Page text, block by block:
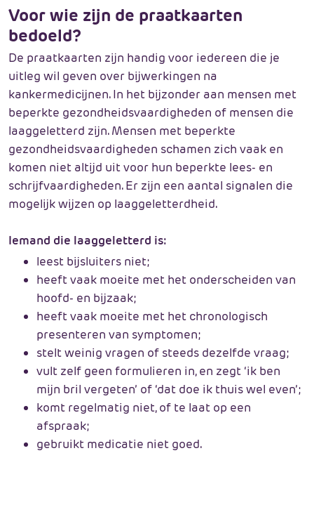
Voor wie zijn de praatkaarten
bedoeld?
De praatkaarten zijn handig voor iedereen die je
uitleg wil geven over bijwerkingen na
kankermedicijnen. In het bijzonder aan mensen met
beperkte gezondheidsvaardigheden of mensen die
laaggeletterd zijn. Mensen met beperkte
gezondheidsvaardigheden schamen zich vaak en
komen niet altijd uit voor hun beperkte lees- en
schrijfvaardigheden. Er zijn een aantal signalen die
mogelijk wijzen op laaggeletterdheid.
Iemand die laaggeletterd is:
leest bijsluiters niet;
heeft vaak moeite met het onderscheiden van
hoofd- en bijzaak;
heeft vaak moeite met het chronologisch
presenteren van symptomen;
stelt weinig vragen of steeds dezelfde vraag;
vult zelf geen formulieren in, en zegt ‘ik ben
mijn bril vergeten’ of ‘dat doe ik thuis wel even’;
komt regelmatig niet, of te laat op een
afspraak;
gebruikt medicatie niet goed.